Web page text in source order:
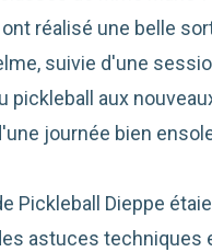
réalisé une belle
suivie d'une
pickleball aux
journée bien
Pickleball Dieppe
astuces techniques